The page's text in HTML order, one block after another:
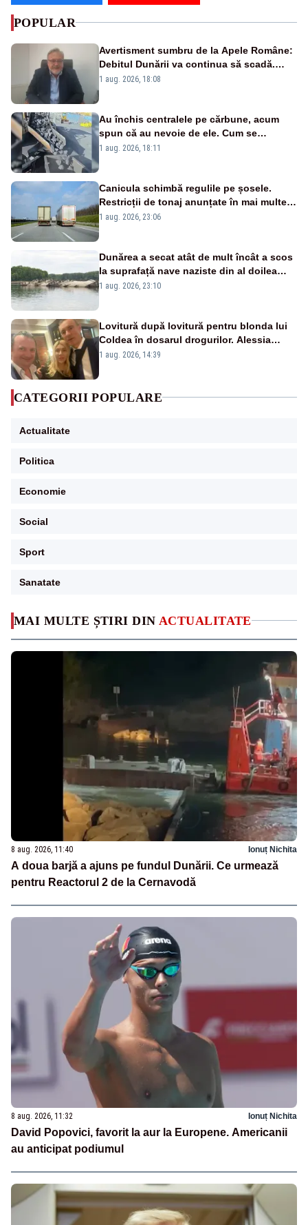
MAI MULTE ȘTIRI DIN ACTUALITATE
8 aug. 2026, 11:40 Ionuț Nichita
A doua barjă a ajuns pe fundul Dunării. Ce urmează
pentru Reactorul 2 de la Cernavodă
8 aug. 2026, 11:32 Ionuț Nichita
David Popovici, favorit la aur la Europene. Americanii
au anticipat podiumul
POPULAR
Avertisment sumbru de la Apele Române:
Debitul Dunării va continua să scadă.
Cernavodă s-ar putea închide în 4 zile
1 aug. 2026, 18:08
Au închis centralele pe cărbune, acum
spun că au nevoie de ele. Cum se
pasează vina în plină criză energetică
1 aug. 2026, 18:11
Canicula schimbă regulile pe șosele.
Restricții de tonaj anunțate în mai multe
județe
1 aug. 2026, 23:06
Dunărea a secat atât de mult încât a scos
la suprafață nave naziste din al doilea
război mondial
1 aug. 2026, 23:10
Lovitură după lovitură pentru blonda lui
Coldea în dosarul drogurilor. Alessia
Păcuraru explică decizia magistraților
1 aug. 2026, 14:39
CATEGORII POPULARE
Actualitate
Politica
Economie
Social
Sport
Sanatate